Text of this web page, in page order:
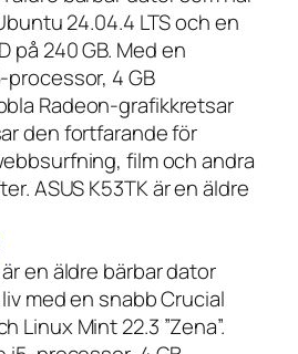
24.04.4 LTS och en
på 240 GB. Med en
processor, 4 GB
Radeon-grafikkretsar
den fortfarande för
film och andra
ASUS K53TK är en äldre
en äldre bärbar dator
med en snabb Crucial
Linux Mint 22.3 ”Zena”.